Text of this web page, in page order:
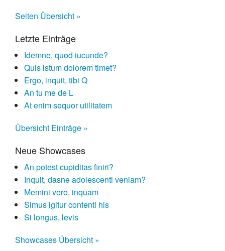
Seiten Übersicht »
Letzte Einträge
Idemne, quod iucunde?
Quis istum dolorem timet?
Ergo, inquit, tibi Q
An tu me de L
At enim sequor utilitatem
Übersicht Einträge »
Neue Showcases
An potest cupiditas finiri?
Inquit, dasne adolescenti veniam?
Memini vero, inquam
Simus igitur contenti his
Si longus, levis
Showcases Übersicht »